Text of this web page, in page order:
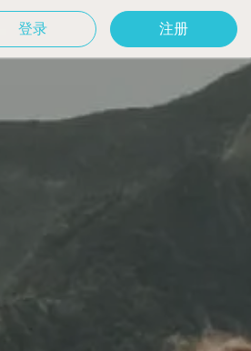
登录 注册